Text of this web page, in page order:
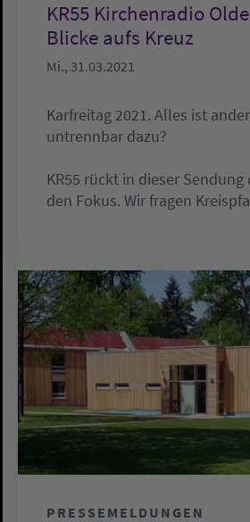
KR55 Kirchenradio
Blicke aufs Kreuz
Mi., 31.03.2021
Karfreitag 2021. Alles ist
untrennbar dazu?
KR55 rückt in dieser Sendung
den Fokus. Wir fragen
PRESSEMELDUNGEN